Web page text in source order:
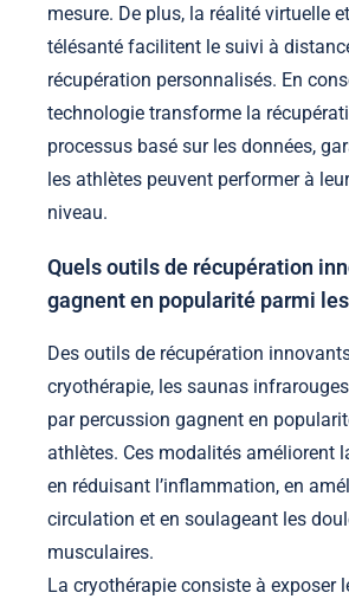
mesure. De plus, la réalité virtuelle
télésanté facilitent le suivi à
récupération personnalisés. En
technologie transforme la
processus basé sur les données,
les athlètes peuvent performer à
niveau.
Quels outils de récupération
gagnent en popularité parmi
Des outils de récupération
cryothérapie, les saunas
par percussion gagnent en
athlètes. Ces modalités améliorent
en réduisant l’inflammation, en
circulation et en soulageant les
musculaires.
La cryothérapie consiste à exposer